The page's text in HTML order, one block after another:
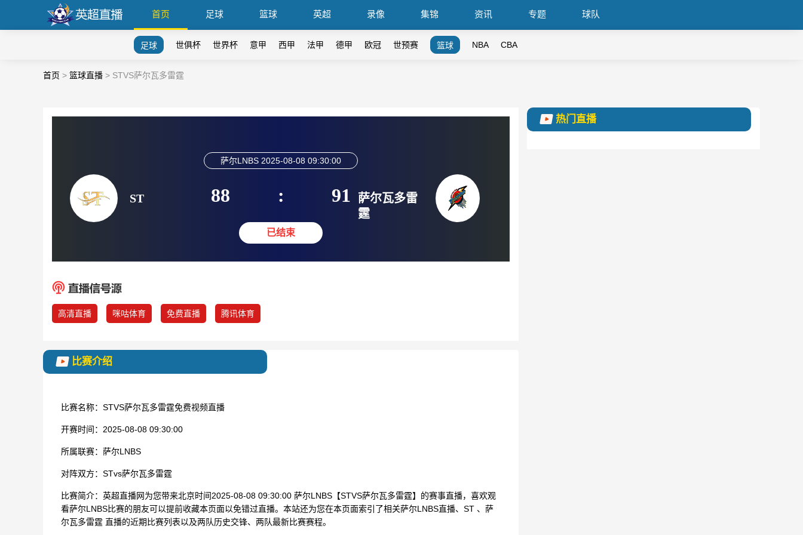
首页 足球 篮球 英超 录像 集锦 资讯 专题 球队
足球 世俱杯 世界杯 意甲 西甲 法甲 德甲 欧冠 世预赛 篮球 NBA CBA
首页 > 篮球直播 > STVS萨尔瓦多雷霆
ST
萨尔LNBS 2025-08-08 09:30:00
88 : 91
已结束
萨尔瓦多雷
霆
高清直播 咪咕体育 免费直播 腾讯体育
比赛介绍
比赛名称： STVS萨尔瓦多雷霆免费视频直播
开赛时间： 2025-08-08 09:30:00
所属联赛： 萨尔LNBS
对阵双方： STvs萨尔瓦多雷霆
比赛简介： 英超直播网为您带来北京时间2025-08-08 09:30:00 萨尔LNBS【STVS萨尔瓦多雷霆】的赛事直播，喜欢观
看萨尔LNBS比赛的朋友可以提前收藏本页面以免错过直播。本站还为您在本页面索引了相关萨尔LNBS直播、ST 、萨
尔瓦多雷霆 直播的近期比赛列表以及两队历史交锋、两队最新比赛赛程。
热门直播